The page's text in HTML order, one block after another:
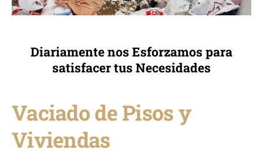
Diariamente nos Esforzamos para
satisfacer tus Necesidades
Vaciado de Pisos y
Viviendas